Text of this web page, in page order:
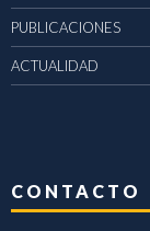
PUBLICACIONES
ACTUALIDAD
CONTACTO